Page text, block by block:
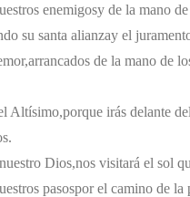
enemigosy de la mano
su santa alianzay el
arrancados de la mano de
Altísimo,porque irás delante
Dios,nos visitará el sol
pasospor el camino de la